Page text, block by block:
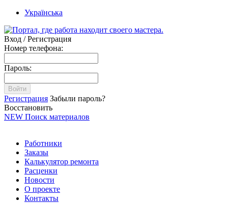
Українська
Вход / Регистрация
Номер телефона:
Пароль:
Войти
Регистрация Забыли пароль?
Восстановить
NEW Поиск материалов
Работники
Заказы
Калькулятор ремонта
Расценки
Новости
О проекте
Контакты